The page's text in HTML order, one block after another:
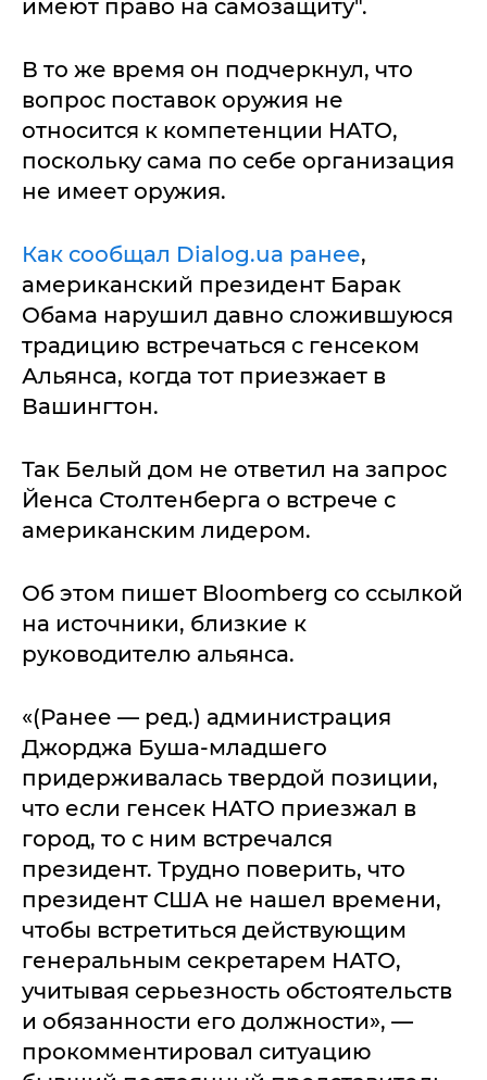
имеют право на самозащиту".
В то же время он подчеркнул, что
вопрос поставок оружия не
относится к компетенции НАТО,
поскольку сама по себе организация
не имеет оружия.
Как сообщал Dialog.ua ранее,
американский президент Барак
Обама нарушил давно сложившуюся
традицию встречаться с генсеком
Альянса, когда тот приезжает в
Вашингтон.
Так Белый дом не ответил на запрос
Йенса Столтенберга о встрече с
американским лидером.
Об этом пишет Bloomberg со ссылкой
на источники, близкие к
руководителю альянса.
«(Ранее — ред.) администрация
Джорджа Буша-младшего
придерживалась твердой позиции,
что если генсек НАТО приезжал в
город, то с ним встречался
президент. Трудно поверить, что
президент США не нашел времени,
чтобы встретиться действующим
генеральным секретарем НАТО,
учитывая серьезность обстоятельств
и обязанности его должности», —
прокомментировал ситуацию